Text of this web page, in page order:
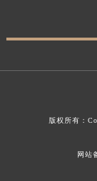
版权所有：
网站